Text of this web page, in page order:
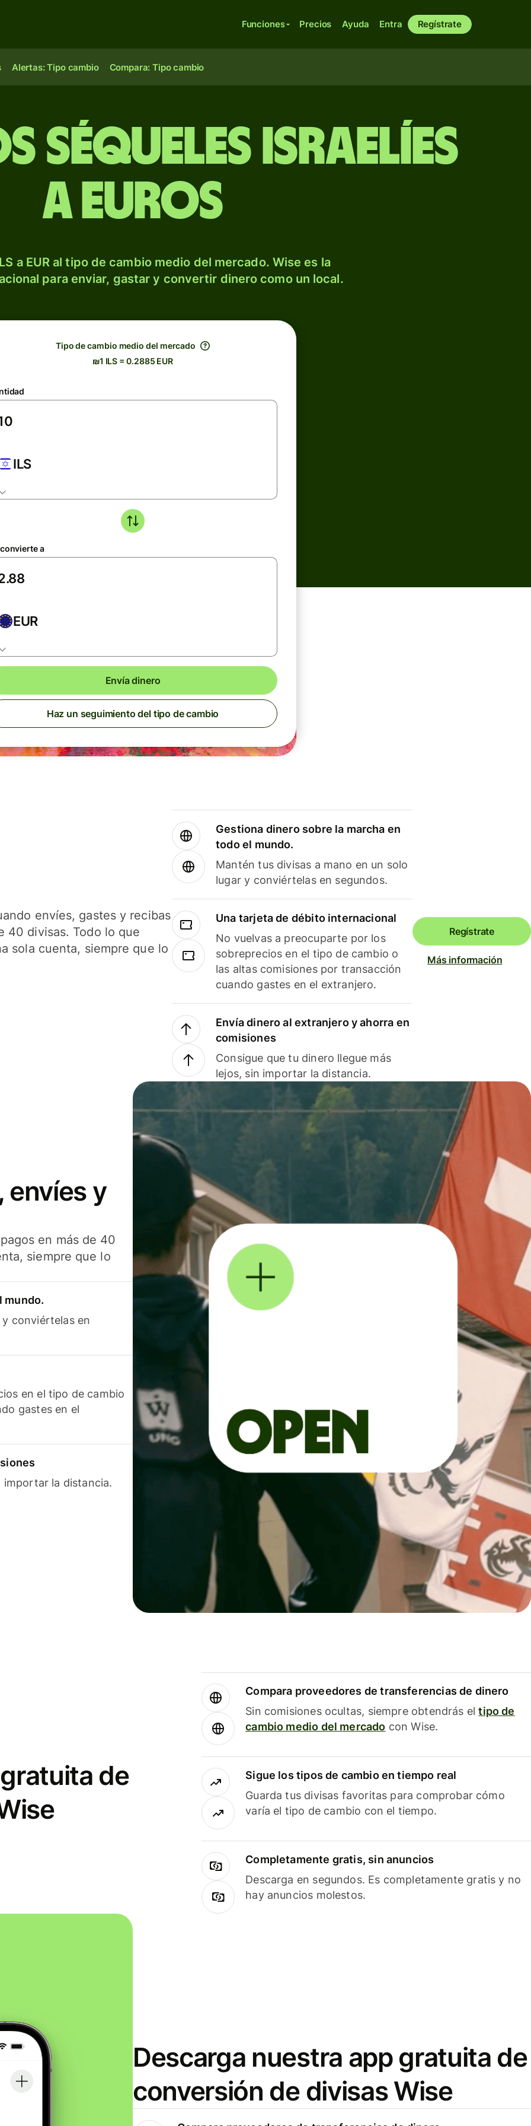
Funciones Precios Ayuda Entra Regístrate
Alertas: Tipo cambio Compara: Tipo cambio
séqueles israelíes
a euros
a EUR al tipo de cambio medio del mercado. Wise es la
para enviar, gastar y convertir dinero como un local.
Tipo de cambio medio del mercado
₪1 ILS = 0.2885 EUR
ILS
a
EUR
Envía dinero
Haz un seguimiento del tipo de cambio
envíes, gastes y recibas
40 divisas. Todo lo que
sola cuenta, siempre que lo
Gestiona dinero sobre la marcha en
todo el mundo.
Mantén tus divisas a mano en un solo
lugar y conviértelas en segundos.
Una tarjeta de débito internacional
No vuelvas a preocuparte por los
sobreprecios en el tipo de cambio o
las altas comisiones por transacción
cuando gastes en el extranjero.
Envía dinero al extranjero y ahorra en
comisiones
Consigue que tu dinero llegue más
lejos, sin importar la distancia.
Regístrate
Más información
envíes y
en más de 40
siempre que lo
mundo.
conviértelas en
en el tipo de cambio
gastes en el
importar la distancia.
de
Compara proveedores de transferencias de dinero
Sin comisiones ocultas, siempre obtendrás eltipo de
cambio medio del mercado con Wise.
Sigue los tipos de cambio en tiempo real
Guarda tus divisas favoritas para comprobar cómo
varía el tipo de cambio con el tiempo.
Completamente gratis, sin anuncios
Descarga en segundos. Es completamente gratis y no
hay anuncios molestos.
Descarga nuestra app gratuita de
conversión de divisas Wise